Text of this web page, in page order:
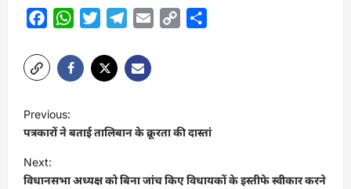
FacebookWhatsAppTwitterTelegram
Email
Copy
P
o
s
t
Previous:
पत्रकारों ने बताई तालिबान के क्रूरता की दास्तां
Next:
विधानसभा अध्यक्ष को बिना जांच किए विधायकों के इस्तीफे स्वीकार करने